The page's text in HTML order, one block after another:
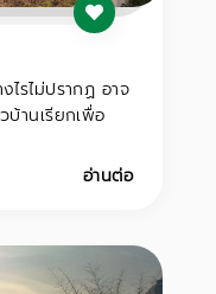
ไรไม่ปรากฏ อาจ
บ้านเรียกเพื่อ
อ่านต่อ